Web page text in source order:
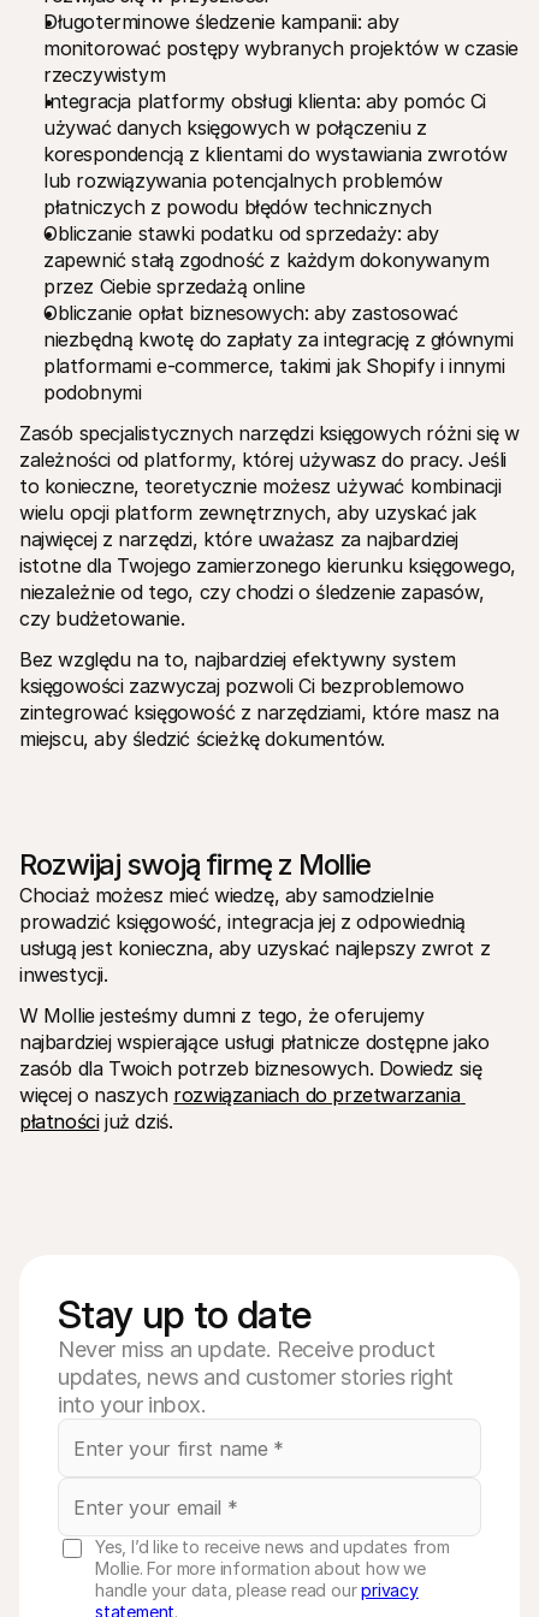
Długoterminowe śledzenie kampanii: aby
monitorować postępy wybranych projektów w czasie
rzeczywistym
Integracja platformy obsługi klienta: aby pomóc Ci
używać danych księgowych w połączeniu z
korespondencją z klientami do wystawiania zwrotów
lub rozwiązywania potencjalnych problemów
płatniczych z powodu błędów technicznych
Obliczanie stawki podatku od sprzedaży: aby
zapewnić stałą zgodność z każdym dokonywanym
przez Ciebie sprzedażą online
Obliczanie opłat biznesowych: aby zastosować
niezbędną kwotę do zapłaty za integrację z głównymi
platformami e-commerce, takimi jak Shopify i innymi
podobnymi
Zasób specjalistycznych narzędzi księgowych różni się w
zależności od platformy, której używasz do pracy. Jeśli
to konieczne, teoretycznie możesz używać kombinacji
wielu opcji platform zewnętrznych, aby uzyskać jak
najwięcej z narzędzi, które uważasz za najbardziej
istotne dla Twojego zamierzonego kierunku księgowego,
niezależnie od tego, czy chodzi o śledzenie zapasów,
czy budżetowanie.
Bez względu na to, najbardziej efektywny system
księgowości zazwyczaj pozwoli Ci bezproblemowo
zintegrować księgowość z narzędziami, które masz na
miejscu, aby śledzić ścieżkę dokumentów.
Rozwijaj swoją firmę z Mollie
Chociaż możesz mieć wiedzę, aby samodzielnie
prowadzić księgowość, integracja jej z odpowiednią
usługą jest konieczna, aby uzyskać najlepszy zwrot z
inwestycji.
W Mollie jesteśmy dumni z tego, że oferujemy
najbardziej wspierające usługi płatnicze dostępne jako
zasób dla Twoich potrzeb biznesowych. Dowiedz się
więcej o naszych rozwiązaniach do przetwarzania
płatności już dziś.
Stay up to date
Never miss an update. Receive product
updates, news and customer stories right
into your inbox.
Yes, I’d like to receive news and updates from
Mollie. For more information about how we
handle your data, please read ourprivacy
statement.